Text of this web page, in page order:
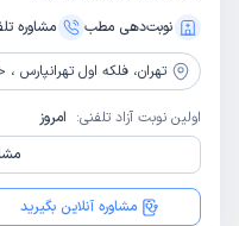
نوبت‌دهی مطب
مشاوره‌
تهران، فلکه اول تهرانپارس ، خیابان بابا یوسفی ( 144 شرقی ) ، پشت
اولین نوبت آزاد تلفنی: امروز
مشاوره آنلاین بگیرید